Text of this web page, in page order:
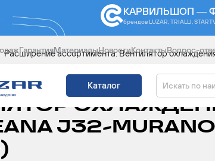
КАРВИЛЬШОП —
брендовLUZAR, TRIALLI,
ГарантияМатериалыНовостиКонтактыВопрос-
Каталог
Расширение ассортимента: Вентилятор
J32-